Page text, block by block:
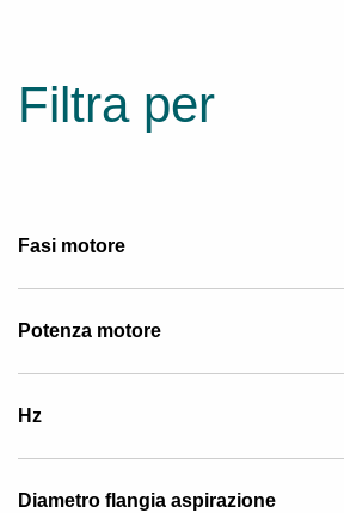
Filtra per
Fasi motore
Potenza motore
Hz
Diametro flangia aspirazione